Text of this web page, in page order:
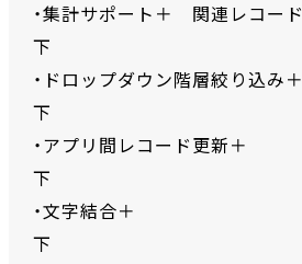
・集計サポート＋ 関連レコー
下
・ドロップダウン階層絞
下
・アプリ間レコード
下
・文字結合
下